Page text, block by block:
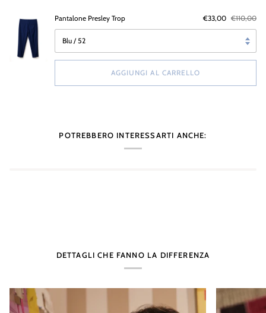
Pantalone Presley Trop €33,00 €110,00
missing:
AGGIUNGI AL CARRELLO
POTREBBERO INTERESSARTI ANCHE:
DETTAGLI CHE FANNO LA DIFFERENZA